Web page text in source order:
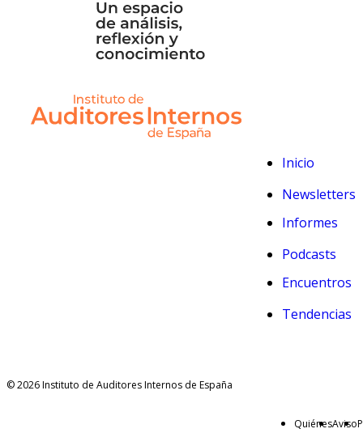
Inicio
Newsletters
Informes
Podcasts
Encuentros
Tendencias
© 2026 Instituto de Auditores Internos de España
QuiénesAviso